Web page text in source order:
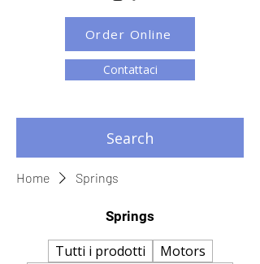
Contattaci
Order Online
Search
Home Springs
Springs
Tutti i prodotti
Motors